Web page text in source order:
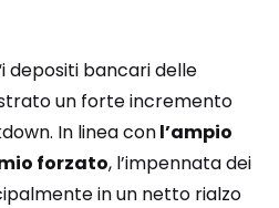
depositi bancari delle
un forte incremento
In linea conl’ampio
forzato, l’impennata dei
in un netto rialzo